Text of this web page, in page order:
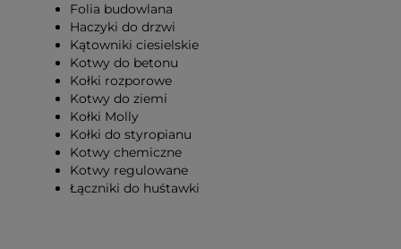
Folia budowlana
Haczyki do drzwi
Kątowniki ciesielskie
Kotwy do betonu
Kołki rozporowe
Kotwy do ziemi
Kołki Molly
Kołki do styropianu
Kotwy chemiczne
Kotwy regulowane
Łączniki do huśtawki